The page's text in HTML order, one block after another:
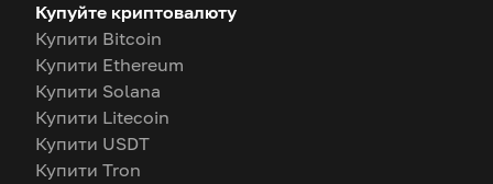
Купуйте криптовалюту
Купити Bitcoin
Купити Ethereum
Купити Solana
Купити Litecoin
Купити USDT
Купити Tron